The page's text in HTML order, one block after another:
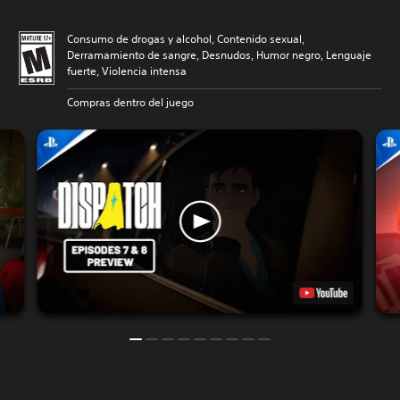
Consumo de drogas y alcohol, Contenido sexual,
Derramamiento de sangre, Desnudos, Humor negro, Lenguaje
fuerte, Violencia intensa
Compras dentro del juego